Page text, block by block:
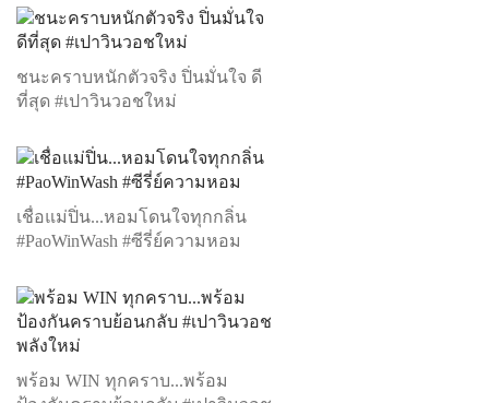
ชนะคราบหนักตัวจริง ปิ่นมั่นใจ ดี
ที่สุด #เปาวินวอชใหม่
เชื่อแม่ปิ่น...หอมโดนใจทุกกลิ่น
#PaoWinWash #ซีรี่ย์ความหอม
พร้อม WIN ทุกคราบ...พร้อม